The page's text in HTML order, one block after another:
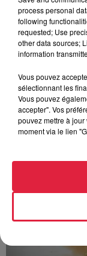
À
process personal
following
requested; Use
other data sources;
information
Vous pouvez
sélectionnant les
Vous pouvez
accepter". Vos
pouvez mettre à
moment via le lien